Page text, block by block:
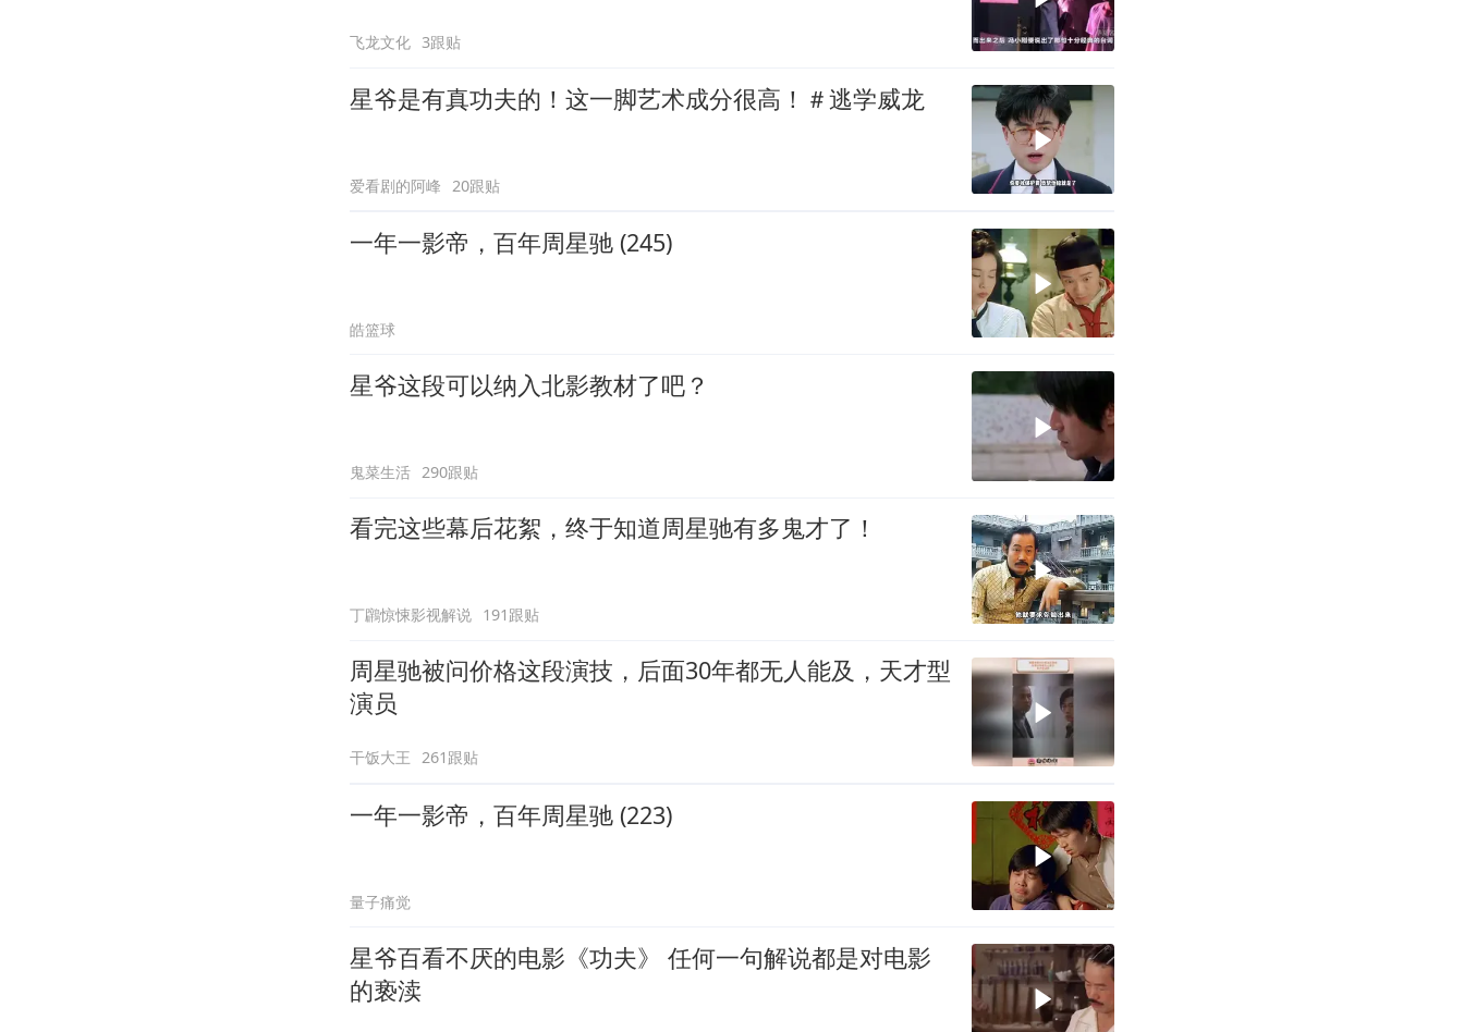
飞龙文化 3跟贴
星爷是有真功夫的！这一脚艺术成分很高！＃逃学威龙
爱看剧的阿峰 20跟贴
一年一影帝，百年周星驰 (245)
皓篮球
星爷这段可以纳入北影教材了吧？
鬼菜生活 290跟贴
看完这些幕后花絮，终于知道周星驰有多鬼才了！
丁鸊惊悚影视解说 191跟贴
周星驰被问价格这段演技，后面30年都无人能及，天才型
演员
干饭大王 261跟贴
一年一影帝，百年周星驰 (223)
量子痛觉
星爷百看不厌的电影《功夫》 任何一句解说都是对电影
的亵渎